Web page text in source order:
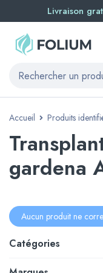
Livraison
Accueil Produits
gardena
Catégories
Aucun produit ne